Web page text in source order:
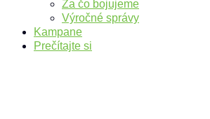
Za čo bojujeme
Výročné správy
Kampane
Prečítajte si